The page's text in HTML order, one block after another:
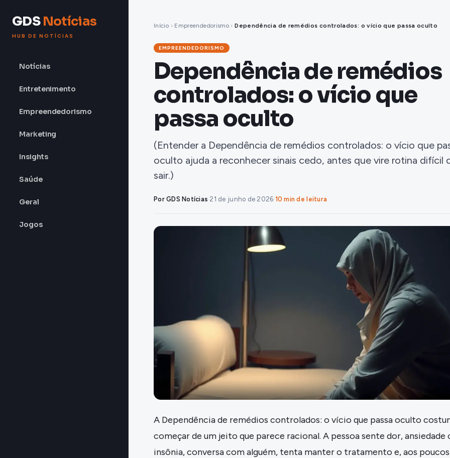
GDSNotícias
HUB DE NOTÍCIAS
Notícias
Entretenimento
Empreendedorismo
Marketing
Insights
Saúde
Geral
Jogos
Início › Empreendedorismo › Dependência de remédios controlados: o vício que passa oculto
EMPREENDEDORISMO
Dependência de remédios
controlados: o vício que
passa oculto
(Entender a Dependência de remédios controlados: o vício que
oculto ajuda a reconhecer sinais cedo, antes que vire rotina difícil
sair.)
Por GDS Notícias·21 de junho de 2026·10 min de leitura
A Dependência de remédios controlados: o vício que passa oculto
começar de um jeito que parece racional. A pessoa sente dor, ansiedade
insônia, conversa com alguém, tenta manter o tratamento e, aos